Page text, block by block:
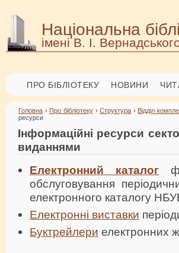
Національна
імені В. І.
ПРО БІБЛІОТЕКУ НОВИНИ
Головна ›Про бібліотеку›Структура › Відділ
ресурси
Інформаційні ресурси
виданнями
Електронний каталог
обслуговування
електронного каталогу
Електронні виставки
Буктрейлери електронних